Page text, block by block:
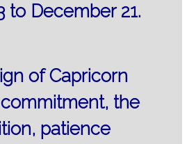
to December 21.
of Capricorn
the
patience